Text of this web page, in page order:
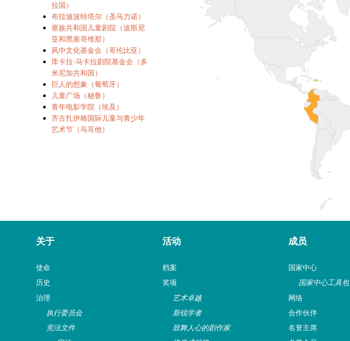
拉国）
布拉迪波特塔尔（圣马力诺）
塞族共和国儿童剧院（波斯尼
亚和黑塞哥维那）
风中文化基金会（哥伦比亚）
库卡拉-马卡拉剧院基金会（多
米尼加共和国）
巨人的想象（葡萄牙）
儿童广场（秘鲁）
青年电影学院（埃及）
齐古扎伊格国际儿童与青少年
艺术节（马耳他）
关于
使命
历史
治理
执行委员会
宪法文件
活动
档案
奖项
艺术卓越
新锐学者
鼓舞人心的剧作家
成员
国家中心
国家中心工具包
网络
合作伙伴
名誉主席